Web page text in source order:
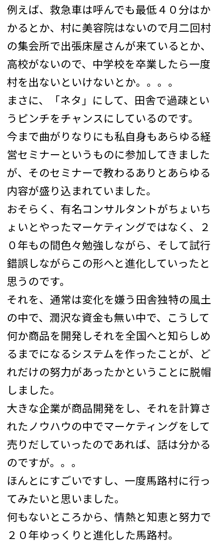
例えば、救急車は呼んでも最低４０分はか
かるとか、村に美容院はないので月二回村
の集会所で出張床屋さんが来ているとか、
高校がないので、中学校を卒業したら一度
村を出ないといけないとか。。。。
まさに、「ネタ」にして、田舎で過疎とい
うピンチをチャンスにしているのです。
今まで曲がりなりにも私自身もあらゆる経
営セミナーというものに参加してきました
が、そのセミナーで教わるありとあらゆる
内容が盛り込まれていました。
おそらく、有名コンサルタントがちょいち
ょいとやったマーケティングではなく、２
０年もの間色々勉強しながら、そして試行
錯誤しながらこの形へと進化していったと
思うのです。
それを、通常は変化を嫌う田舎独特の風土
の中で、潤沢な資金も無い中で、こうして
何か商品を開発しそれを全国へと知らしめ
るまでになるシステムを作ったことが、ど
れだけの努力があったかということに脱帽
しました。
大きな企業が商品開発をし、それを計算さ
れたノウハウの中でマーケティングをして
売りだしていったのであれば、話は分かる
のですが。。。
ほんとにすごいですし、一度馬路村に行っ
てみたいと思いました。
何もないところから、情熱と知恵と努力で
２０年ゆっくりと進化した馬路村。